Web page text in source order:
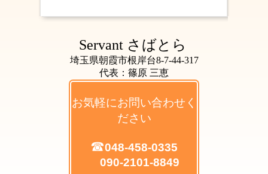
Servant さばとら
埼玉県朝霞市根岸台8-7-44-317
代表：篠原 三恵
お気軽にお問い合わせく
ださい
☎048-458-0335
090-2101-8849